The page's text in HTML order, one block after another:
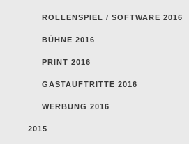
ROLLENSPIEL / SOFTWARE 2016
BÜHNE 2016
PRINT 2016
GASTAUFTRITTE 2016
WERBUNG 2016
2015